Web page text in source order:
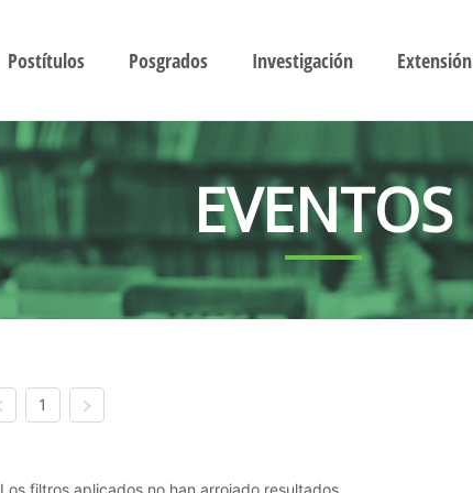
Postítulos Posgrados Investigación Extensión
EVENTOS
1
Los filtros aplicados no han arrojado resultados